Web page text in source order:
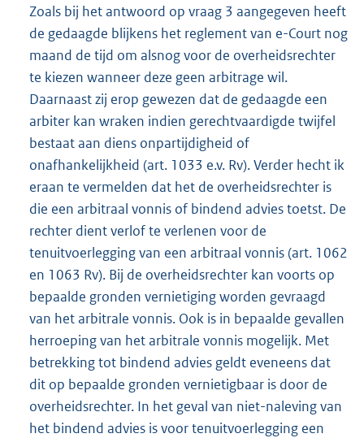
Zoals bij het antwoord op vraag 3 aangegeven heeft
de gedaagde blijkens het reglement van e-Court nog
maand de tijd om alsnog voor de overheidsrechter
te kiezen wanneer deze geen arbitrage wil.
Daarnaast zij erop gewezen dat de gedaagde een
arbiter kan wraken indien gerechtvaardigde twijfel
bestaat aan diens onpartijdigheid of
onafhankelijkheid (art. 1033 e.v. Rv). Verder hecht ik
eraan te vermelden dat het de overheidsrechter is
die een arbitraal vonnis of bindend advies toetst. De
rechter dient verlof te verlenen voor de
tenuitvoerlegging van een arbitraal vonnis (art. 1062
en 1063 Rv). Bij de overheidsrechter kan voorts op
bepaalde gronden vernietiging worden gevraagd
van het arbitrale vonnis. Ook is in bepaalde gevallen
herroeping van het arbitrale vonnis mogelijk. Met
betrekking tot bindend advies geldt eveneens dat
dit op bepaalde gronden vernietigbaar is door de
overheidsrechter. In het geval van niet-naleving van
het bindend advies is voor tenuitvoerlegging een